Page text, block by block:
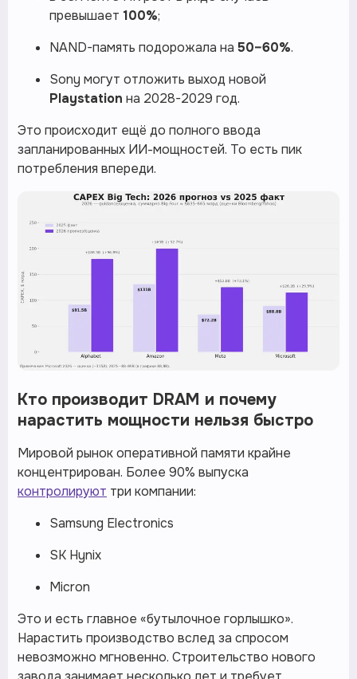
превышает 100%;
NAND-память подорожала на 50–60%.
Sony могут отложить выход новой
Playstation на 2028-2029 год.
Это происходит ещё до полного ввода
запланированных ИИ-мощностей. То есть пик
потребления впереди.
Кто производит DRAM и почему
нарастить мощности нельзя быстро
Мировой рынок оперативной памяти крайне
концентрирован. Более 90% выпуска
контролируют три компании:
Samsung Electronics
SK Hynix
Micron
Это и есть главное «бутылочное горлышко».
Нарастить производство вслед за спросом
невозможно мгновенно. Строительство нового